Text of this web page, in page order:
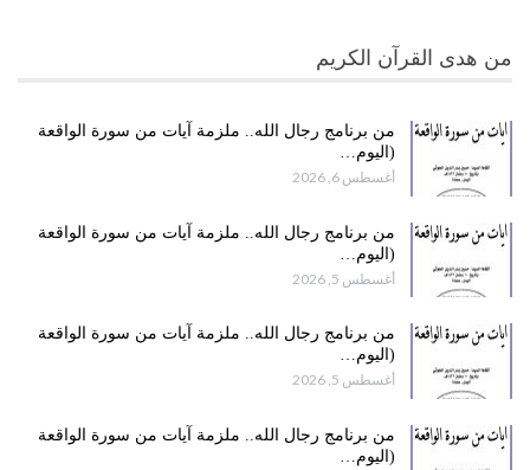
من هدى القرآن الكريم
من برنامج رجال الله.. ملزمة آيات من سورة الواقعة
(اليوم…
أغسطس 6, 2026
من برنامج رجال الله.. ملزمة آيات من سورة الواقعة
(اليوم…
أغسطس 5, 2026
من برنامج رجال الله.. ملزمة آيات من سورة الواقعة
(اليوم…
أغسطس 5, 2026
من برنامج رجال الله.. ملزمة آيات من سورة الواقعة
(اليوم…